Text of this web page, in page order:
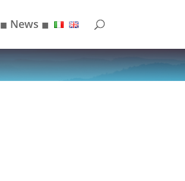
■ News ■